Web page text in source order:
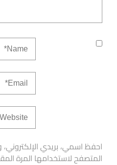
احفظ اسمي، بريدي
المتصفح لاستخدامها المرة